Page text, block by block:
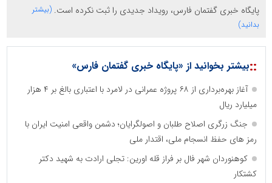
پایگاه خبری گفتمان فارس، رویداد جدیدی را ثبت نکرده است. (بیشتر
بدانید)
::بیشتر بخوانید از «پایگاه خبری گفتمان فارس»
آغاز بهره‌برداری از ۶۸ پروژه عمرانی در لامرد با اعتباری بالغ بر ۴ هزار
میلیارد ریال
جنگ زرگری اصلاح طلبان و اصولگرایان؛ دشمن واقعی امنیت ایران با
رمز های حفظ انسجام ملی، اقتدار ملی
کوهنوردان شهر فال بر فراز قله اورین: تجلی ارادت به شهید دکتر
کشتکار